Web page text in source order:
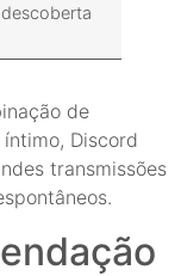
descoberta
de
Discord
transmissões